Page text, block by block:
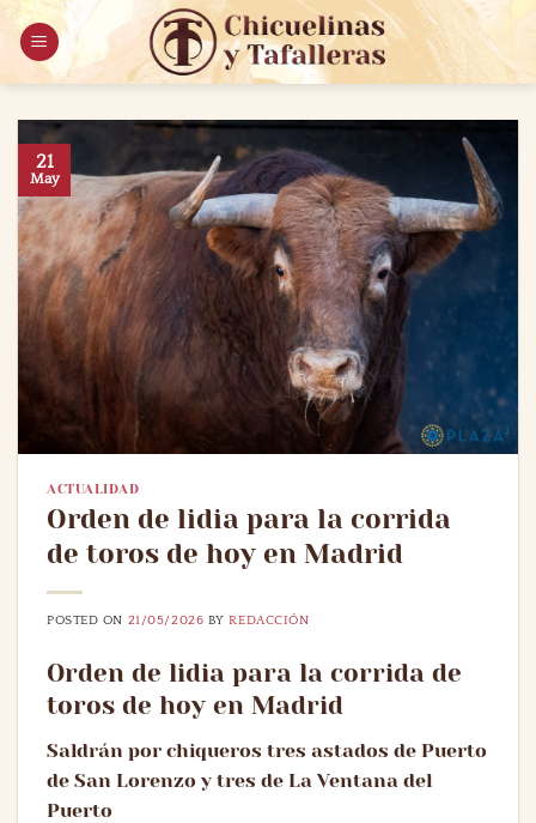
Saltar
contenido
21
May
ACTUALIDAD
Orden de lidia para la corrida
de toros de hoy en Madrid
POSTED ON 21/05/2026 BYREDACCIÓN
Orden de lidia para la corrida de
toros de hoy en Madrid
Saldrán por chiqueros tres astados de Puerto
de San Lorenzo y tres de La Ventana del
Puerto